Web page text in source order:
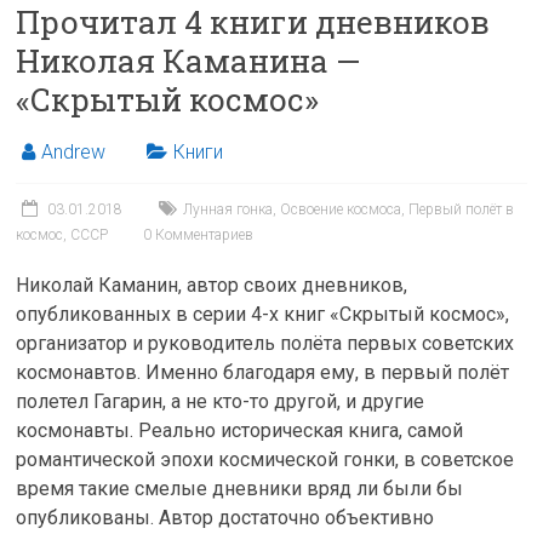
Прочитал 4 книги дневников
Николая Каманина —
«Скрытый космос»
Andrew Книги
03.01.2018 Лунная гонка, Освоение космоса, Первый полёт в
космос, СССР 0 Комментариев
Николай Каманин, автор своих дневников,
опубликованных в серии 4-х книг «Скрытый космос»,
организатор и руководитель полёта первых советских
космонавтов. Именно благодаря ему, в первый полёт
полетел Гагарин, а не кто-то другой, и другие
космонавты. Реально историческая книга, самой
романтической эпохи космической гонки, в советское
время такие смелые дневники вряд ли были бы
опубликованы. Автор достаточно объективно